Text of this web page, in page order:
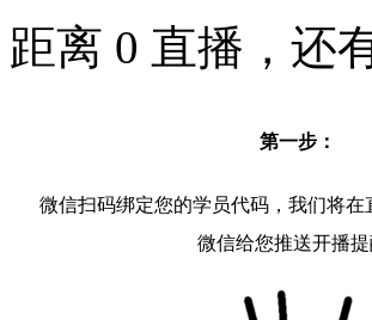
距离 0 直播，还
第一步：
微信扫码绑定您的学员代码，我们将
微信给您推送开播提